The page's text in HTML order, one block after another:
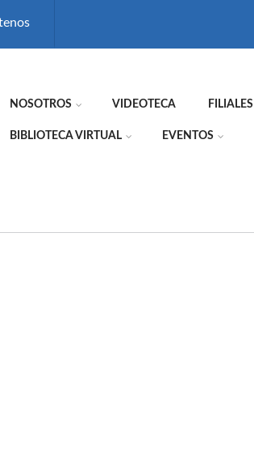
NOSOTROS VIDEOTECA FILIALES
BIBLIOTECA VIRTUAL EVENTOS